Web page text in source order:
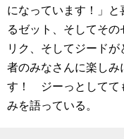
になっています！」
るゼット、そしてそ
リク、そしてジード
者のみなさんに楽しみ
す！ ジーっとしてて
みを語っている。